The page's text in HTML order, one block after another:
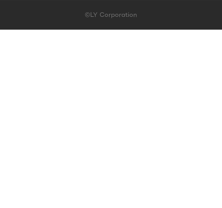
©LY Corporation
このコンテンツは掲載が終了しました | LINE占い